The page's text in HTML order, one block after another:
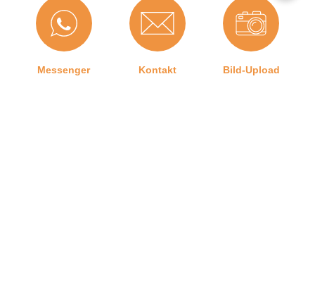
Graf-Dichtungen GmbH
Franz-Josef-Delonge Straße 12-14
81249 München, Deutschland
info@graf-dichtungen.de
Messenger Kontakt Bild-Upload